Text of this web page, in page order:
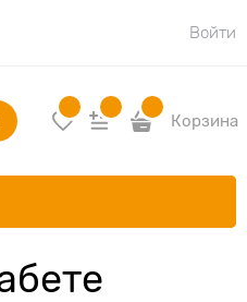
Войти
Корзина